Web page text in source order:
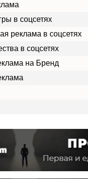
в соцсетях
реклама в соцсетях
в соцсетях
на Бренд